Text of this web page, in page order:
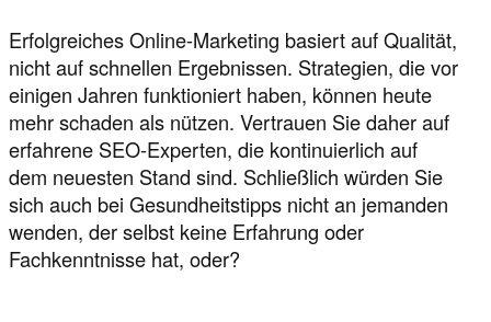
Erfolgreiches Online-Marketing basiert auf Qualität,
nicht auf schnellen Ergebnissen. Strategien, die vor
einigen Jahren funktioniert haben, können heute
mehr schaden als nützen. Vertrauen Sie daher auf
erfahrene SEO-Experten, die kontinuierlich auf
dem neuesten Stand sind. Schließlich würden Sie
sich auch bei Gesundheitstipps nicht an jemanden
wenden, der selbst keine Erfahrung oder
Fachkenntnisse hat, oder?